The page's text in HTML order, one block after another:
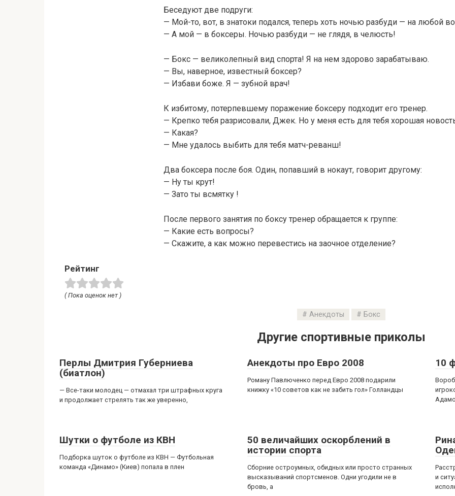
Беседуют две подруги:
— Мой-то, вот, в знатоки подался, теперь хоть ночью разбуди — на любой
— А мой — в боксеры. Ночью разбуди — не глядя, в челюсть!
— Бокс — великолепный вид спорта! Я на нем здорово зарабатываю.
— Вы, наверное, известный боксер?
— Избави боже. Я — зубной врач!
К избитому, потерпевшему поражение боксеру подходит его тренер.
— Крепко тебя разрисовали, Джек. Но у меня есть для тебя хорошая
— Какая?
— Мне удалось выбить для тебя матч-реванш!
Два боксера после боя. Один, попавший в нокаут, говорит другому:
— Ну ты крут!
— Зато ты всмятку !
После первого занятия по боксу тренер обращается к группе:
— Какие есть вопросы?
— Скажите, а как можно перевестись на заочное отделение?
Рейтинг
( Пока оценок нет )
Анекдоты Бокс
Другие спортивные приколы
Перлы Дмитрия Губерниева
(биатлон)
— Все-таки молодец — отмахал три штрафных круга
и продолжает стрелять так же уверенно,
Анекдоты про Евро 2008
Роману Павлюченко перед Евро 2008 подарили
книжку «10 советов как не забить гол» Голландцы
10
Шутки о футболе из КВН
Подборка шуток о футболе из КВН — Футбольная
команда «Динамо» (Киев) попала в плен
50 величайших оскорблений в
истории спорта
Сборние остроумных, обидных или просто странных
высказываний спортсменов. Одни угодили не в
бровь, а
и